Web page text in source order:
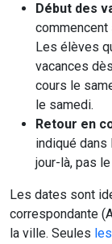
Début des
commencent
Les élèves
vacances
cours le
le samedi.
Retour en
indiqué dans
jour-là, pas
Les dates sont
correspondante
la ville. Seules